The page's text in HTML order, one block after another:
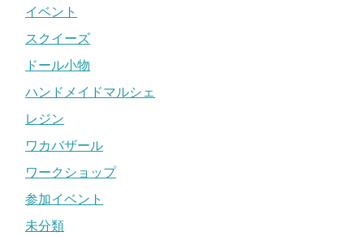
イベント
スクイーズ
ドール小物
ハンドメイドマルシェ
レジン
ワカバザール
ワークショップ
参加イベント
未分類